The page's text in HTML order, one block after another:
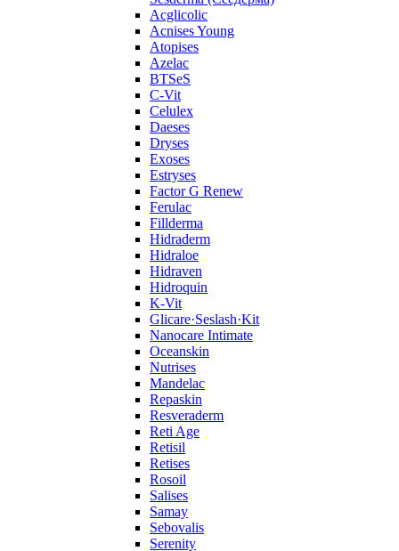
Acglicolic
Acnises Young
Atopises
Azelac
BTSeS
C‑Vit
Celulex
Daeses
Dryses
Exoses
Estryses
Factor G Renew
Ferulac
Fillderma
Hidraderm
Hidraloe
Hidraven
Hidroquin
K-Vit
Glicare·Seslash·Kit
Nanocare Intimate
Oceanskin
Nutrises
Mandelac
Repaskin
Resveraderm
Reti Age
Retisil
Retises
Rosoil
Salises
Samay
Sebovalis
Serenity